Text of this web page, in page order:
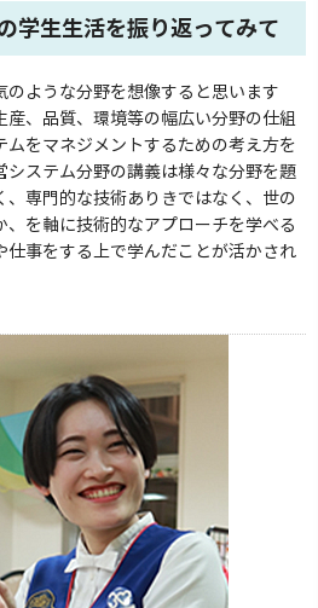
学生生活を振り返ってみて
のような分野を想像すると思います
産、品質、環境等の幅広い分野の仕組
ムをマネジメントするための考え方を
システム分野の講義は様々な分野を題
専門的な技術ありきではなく、世の
を軸に技術的なアプローチを学べる
仕事をする上で学んだことが活かされ